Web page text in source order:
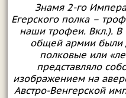
Знамя 2-го
Егерского полка –
наши трофеи. Вкл.). В
общей армии были
полковые или
представляло
изображением на
Австро-Венгерской